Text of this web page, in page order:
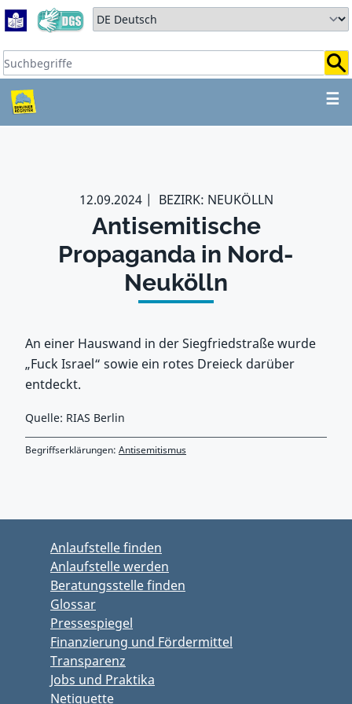
Zum Hauptbereich springen
Zum Hauptmenü springen
Sprache auswählen:
Suchbegriffe:
☰
ZUM HAUPTBEREICH
12.09.2024 BEZIRK: NEUKÖLLN
Antisemitische
Propaganda in Nord-
Neukölln
An einer Hauswand in der Siegfriedstraße wurde
„Fuck Israel“ sowie ein rotes Dreieck darüber
entdeckt.
Quelle: RIAS Berlin
Begriffserklärungen: Antisemitismus
Anlaufstelle finden
Anlaufstelle werden
Beratungsstelle finden
Glossar
Pressespiegel
Finanzierung und Fördermittel
Transparenz
Jobs und Praktika
Netiquette